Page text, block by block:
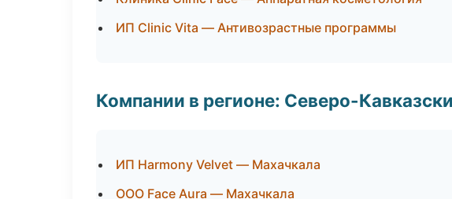
ИП Clinic Vita — Антивозрастные программы
Компании в регионе: Северо-
ИП Harmony Velvet — Махачкала
ООО Face Aura — Махачкала